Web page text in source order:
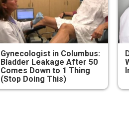
Gynecologist in Columbus:
Bladder Leakage After 50
Comes Down to 1 Thing
(Stop Doing This)